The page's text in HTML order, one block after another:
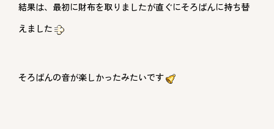
結果は、最初に財布を取りましたが直ぐにそろばんに持ち替
えました
そろばんの音が楽しかったみたいです